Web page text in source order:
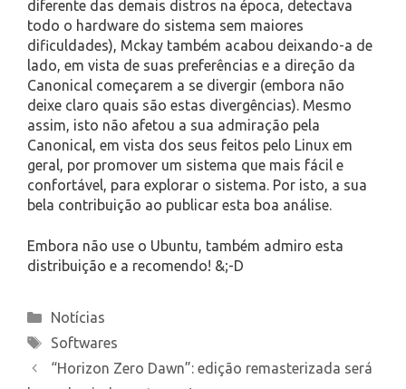
diferente das demais distros na época, detectava
todo o hardware do sistema sem maiores
dificuldades), Mckay também acabou deixando-a de
lado, em vista de suas preferências e a direção da
Canonical começarem a se divergir (embora não
deixe claro quais são estas divergências). Mesmo
assim, isto não afetou a sua admiração pela
Canonical, em vista dos seus feitos pelo Linux em
geral, por promover um sistema que mais fácil e
confortável, para explorar o sistema. Por isto, a sua
bela contribuição ao publicar esta boa análise.
Embora não use o Ubuntu, também admiro esta
distribuição e a recomendo! &;-D
Categories
Notícias
Tags
Softwares
“Horizon Zero Dawn”: edição remasterizada será